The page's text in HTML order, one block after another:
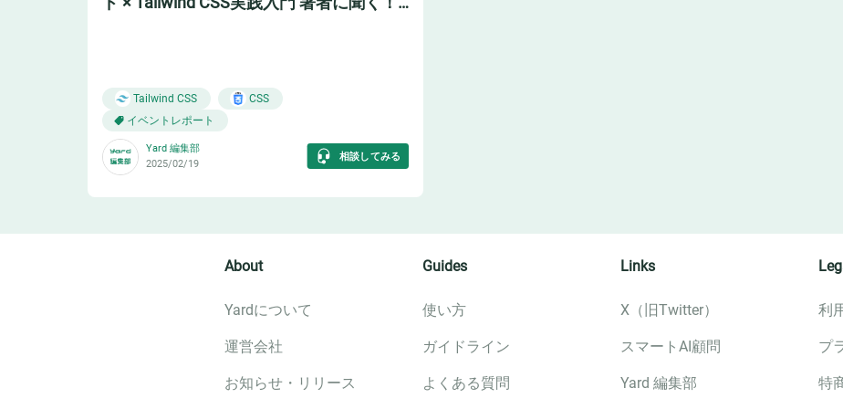
Tailwind CSS
CSS
イベントレポート
Yard 編集部
2025/02/19
相談してみる
About
Yardについて
運営会社
お知らせ・リリース
Guides
使い方
ガイドライン
よくある質問
Links
X（旧Twitter）
スマートAI顧問
Yard 編集部
利
プ
特